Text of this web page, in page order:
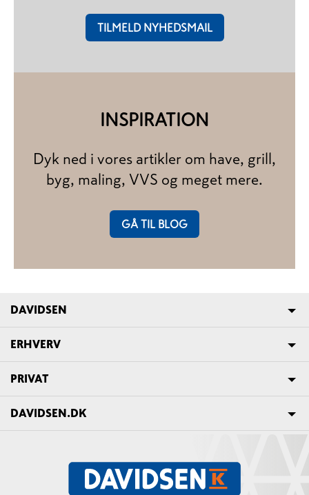
TILMELD NYHEDSMAIL
INSPIRATION
Dyk ned i vores artikler om have, grill,
byg, maling, VVS og meget mere.
GÅ TIL BLOG
DAVIDSEN
ERHVERV
PRIVAT
DAVIDSEN.DK